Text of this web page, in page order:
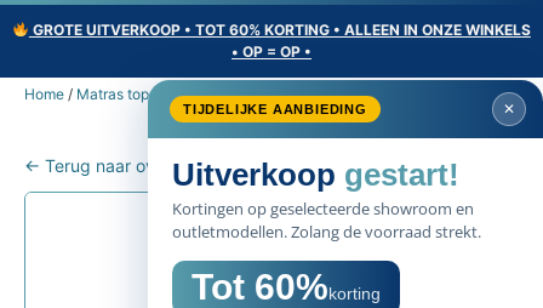
GROTE UITVERKOOP • TOT 60% KORTING • ALLEEN IN ONZE WINKELS
• OP = OP •
TIJDELIJKE AANBIEDING ✕
Uitverkoop gestart!
Kortingen op geselecteerde showroom en
outletmodellen. Zolang de voorraad strekt.
Tot 60%korting
Home / Matras toppers/ Tempur Oplegmatras
← Terug naar overzicht